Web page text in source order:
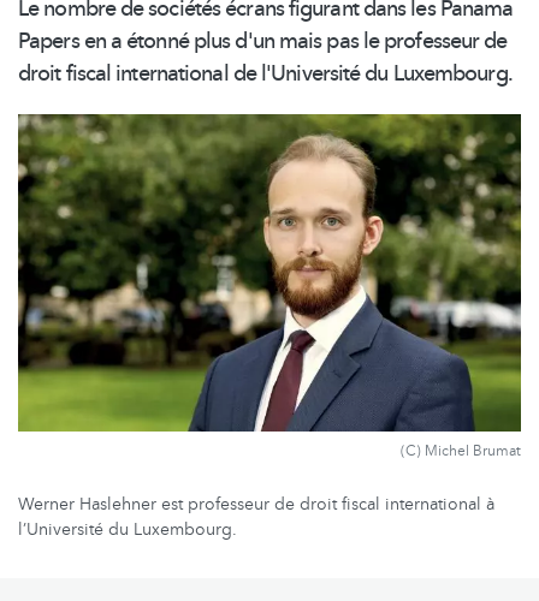
Le nombre de sociétés écrans figurant dans les Panama
Papers en a étonné plus d'un mais pas le professeur de
droit fiscal international de l'Université du Luxembourg.
(C) Michel Brumat
Werner Haslehner est professeur de droit fiscal international à
l’Université du Luxembourg.